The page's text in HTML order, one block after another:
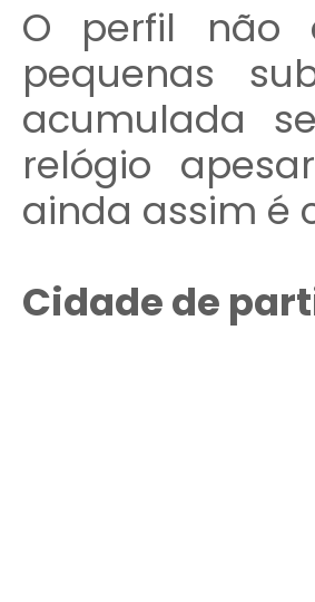
O perfil não
pequenas
acumulada
relógio
ainda assim é
Cidade de